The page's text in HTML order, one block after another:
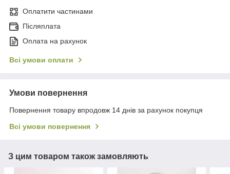
Оплатити частинами
Післяплата
Оплата на рахунок
Всі умови оплати
Умови повернення
Повернення товару впродовж 14 днів за рахунок покупця
Всі умови повернення
З цим товаром також замовляють